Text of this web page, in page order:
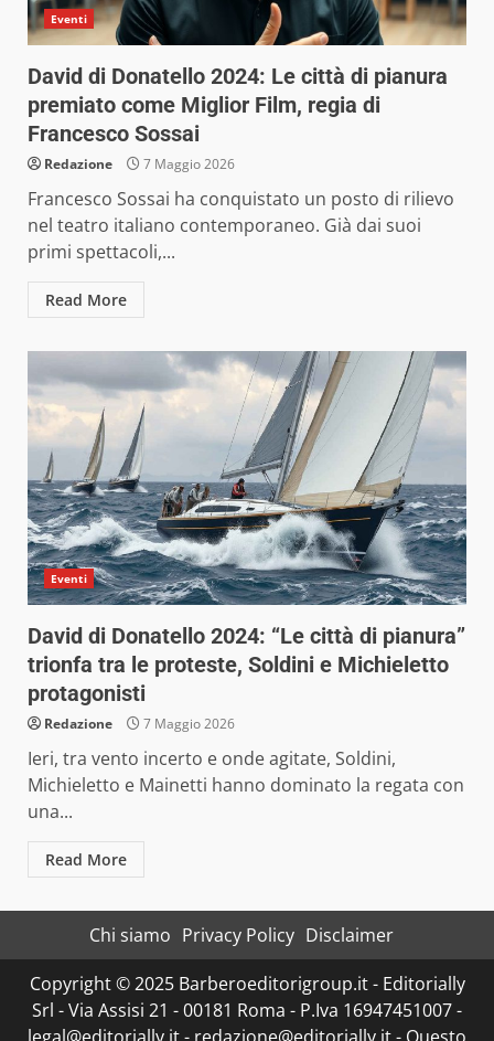
Eventi
David di Donatello 2024: Le città di pianura
premiato come Miglior Film, regia di
Francesco Sossai
Redazione 7 Maggio 2026
Francesco Sossai ha conquistato un posto di rilievo
nel teatro italiano contemporaneo. Già dai suoi
primi spettacoli,...
Read More
Eventi
David di Donatello 2024: “Le città di pianura”
trionfa tra le proteste, Soldini e Michieletto
protagonisti
Redazione 7 Maggio 2026
Ieri, tra vento incerto e onde agitate, Soldini,
Michieletto e Mainetti hanno dominato la regata con
una...
Read More
Chi siamo Privacy Policy Disclaimer
Copyright © 2025 Barberoeditorigroup.it - Editorially
Srl - Via Assisi 21 - 00181 Roma - P.Iva 16947451007 -